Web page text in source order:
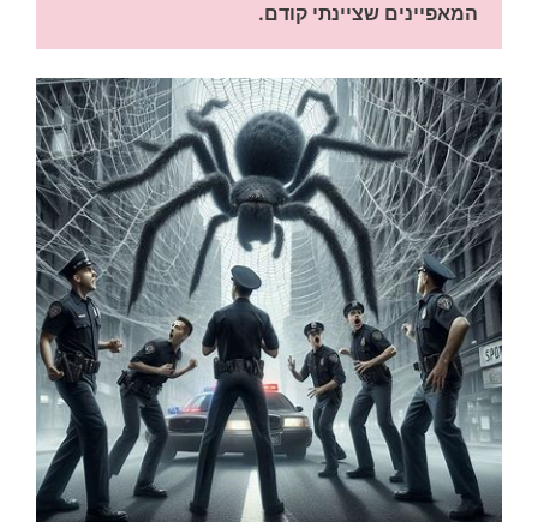
המאפיינים שציינתי קודם.